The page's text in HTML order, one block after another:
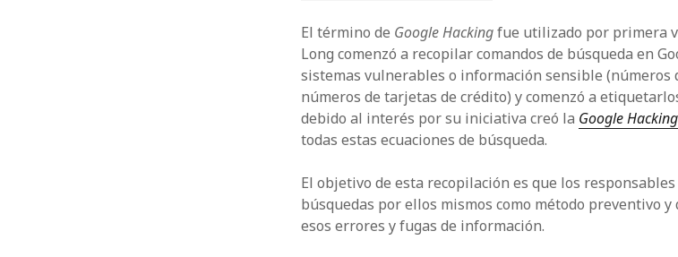
El término de Google Hackingfue utilizado por primera
Long comenzó a recopilar comandos de búsqueda en
sistemas vulnerables o información sensible (números
números de tarjetas de crédito) y comenzó a
debido al interés por su iniciativa creó la Google
todas estas ecuaciones de búsqueda.
El objetivo de esta recopilación es que los
búsquedas por ellos mismos como método preventivo y
esos errores y fugas de información.